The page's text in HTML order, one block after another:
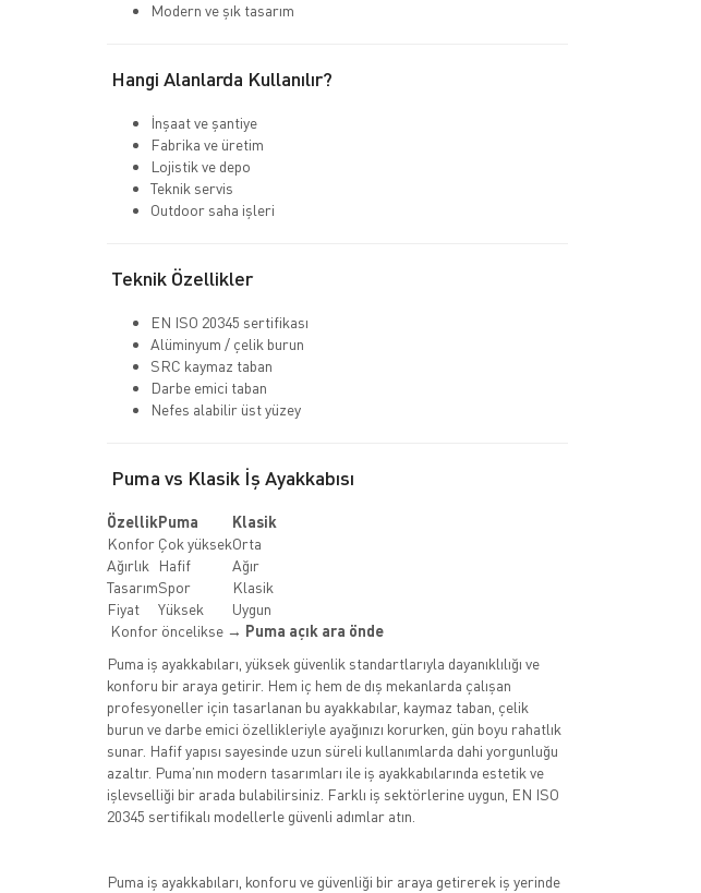
Modern ve şık tasarım
Hangi Alanlarda Kullanılır?
İnşaat ve şantiye
Fabrika ve üretim
Lojistik ve depo
Teknik servis
Outdoor saha işleri
Teknik Özellikler
EN ISO 20345 sertifikası
Alüminyum / çelik burun
SRC kaymaz taban
Darbe emici taban
Nefes alabilir üst yüzey
Puma vs Klasik İş Ayakkabısı
ÖzellikPuma
Klasik
Konfor Çok yüksekOrta
Ağırlık
Hafif
Ağır
TasarımSpor
Klasik
Fiyat
Yüksek
Uygun
Konfor öncelikse → Puma açık ara önde
Puma iş ayakkabıları, yüksek güvenlik standartlarıyla dayanıklılığı ve
konforu bir araya getirir. Hem iç hem de dış mekanlarda çalışan
profesyoneller için tasarlanan bu ayakkabılar, kaymaz taban, çelik
burun ve darbe emici özellikleriyle ayağınızı korurken, gün boyu rahatlık
sunar. Hafif yapısı sayesinde uzun süreli kullanımlarda dahi yorgunluğu
azaltır. Puma’nın modern tasarımları ile iş ayakkabılarında estetik ve
işlevselliği bir arada bulabilirsiniz. Farklı iş sektörlerine uygun, EN ISO
20345 sertifikalı modellerle güvenli adımlar atın.
Puma iş ayakkabıları, konforu ve güvenliği bir araya getirerek iş yerinde